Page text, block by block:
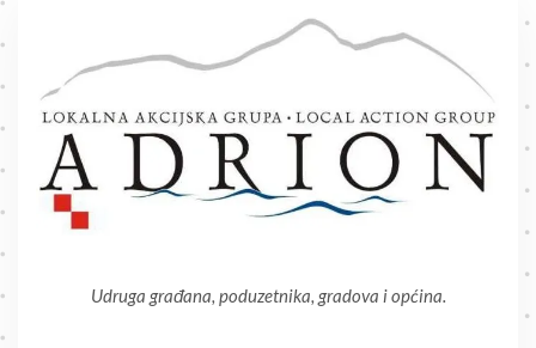
Skip
Udruga građana, poduzetnika, gradova i općina.